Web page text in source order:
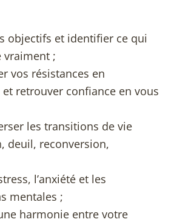
objectifs et identifier ce qui
vraiment ;
vos résistances en
et retrouver confiance en vous
les transitions de vie
deuil, reconversion,
l’anxiété et les
mentales ;
harmonie entre votre